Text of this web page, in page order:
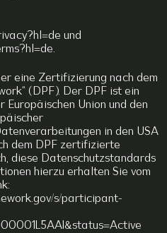
und
eine Zertifizierung nach dem
(DPF). Der DPF ist ein
Europäischen Union und den
in den USA
dem DPF zertifizierte
diese Datenschutzstandards
hierzu erhalten Sie vom
s/participant-